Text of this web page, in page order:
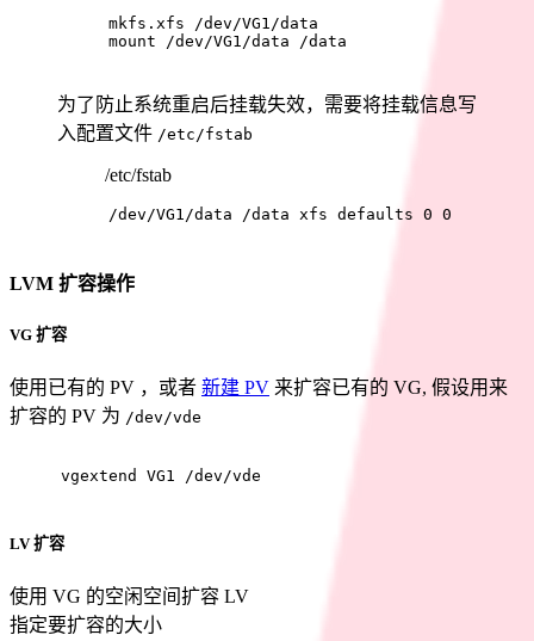
mkfs.xfs /dev/VG1/data
mount /dev/VG1/data /data
为了防止系统重启后挂载失效，需要将挂载信息写
入配置文件 /etc/fstab
/etc/fstab
/dev/VG1/data /data xfs defaults 0 0
LVM 扩容操作
VG 扩容
使用已有的 PV ，或者 新建 PV 来扩容已有的 VG, 假设用来
扩容的 PV 为 /dev/vde
vgextend VG1 /dev/vde
LV 扩容
使用 VG 的空闲空间扩容 LV
指定要扩容的大小